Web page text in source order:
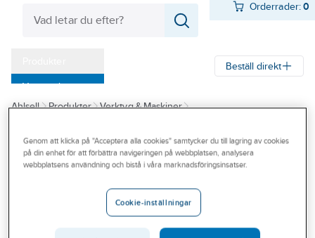
Orderrader:0
Varumärken
Kampanjer
Outlet
Branscher
Beställ direkt
Ahlsell Produkter
Verktyg & Maskiner
A-COLLECTION
Skräpplockare
a-collection
SKRÄPPLOCKARE
71CM ALUMINIUM A-
Genom att klicka på "Acceptera alla cookies" samtycker du till lagring av cookies
på din enhet för att förbättra navigeringen på webbplatsen, analysera
webbplatsens användning och bistå i våra marknadsföringsinsatser.
Cookie-inställningar